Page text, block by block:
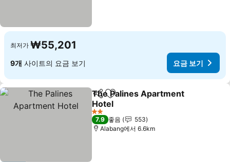
최저가 ₩55,201
9개 사이트의 요금 보기 요금 보기
공유 즐겨찾기에 추가
The Palines Apartment
Hotel
2 성급
7.9 좋음
553
Alabang에서 6.6km